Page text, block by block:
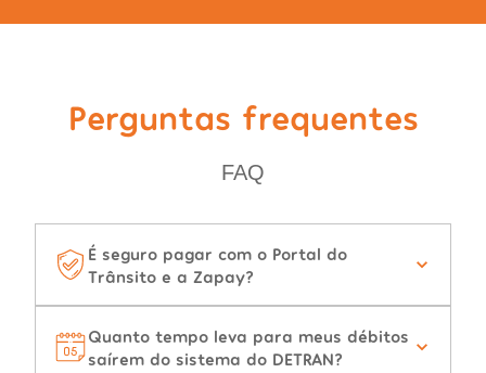
Perguntas frequentes
FAQ
É seguro pagar com o Portal do
Trânsito e a Zapay?
Quanto tempo leva para meus débitos
saírem do sistema do DETRAN?